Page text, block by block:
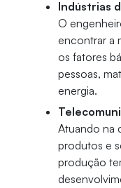
Indústrias
O
encontrar a
os fatores
pessoas,
energia.
Atuando na
produtos e
produção